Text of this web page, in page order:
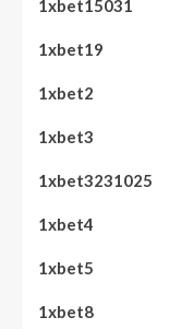
1xbet15031
1xbet19
1xbet2
1xbet3
1xbet3231025
1xbet4
1xbet5
1xbet8